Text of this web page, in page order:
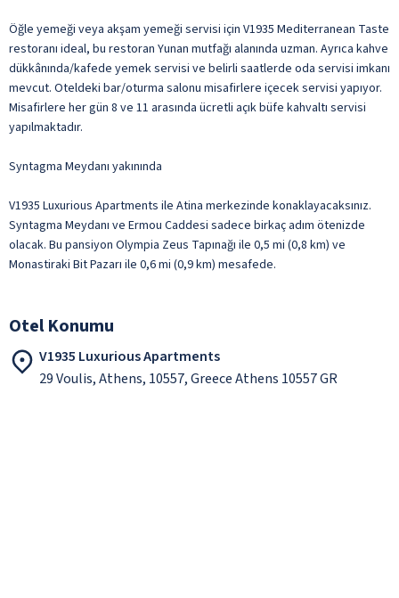
Öğle yemeği veya akşam yemeği servisi için V1935 Mediterranean Taste
restoranı ideal, bu restoran Yunan mutfağı alanında uzman. Ayrıca kahve
dükkânında/kafede yemek servisi ve belirli saatlerde oda servisi imkanı
mevcut. Oteldeki bar/oturma salonu misafirlere içecek servisi yapıyor.
Misafirlere her gün 8 ve 11 arasında ücretli açık büfe kahvaltı servisi
yapılmaktadır.
Syntagma Meydanı yakınında
V1935 Luxurious Apartments ile Atina merkezinde konaklayacaksınız.
Syntagma Meydanı ve Ermou Caddesi sadece birkaç adım ötenizde
olacak. Bu pansiyon Olympia Zeus Tapınağı ile 0,5 mi (0,8 km) ve
Monastiraki Bit Pazarı ile 0,6 mi (0,9 km) mesafede.
Otel Konumu
V1935 Luxurious Apartments
29 Voulis, Athens, 10557, Greece Athens 10557 GR